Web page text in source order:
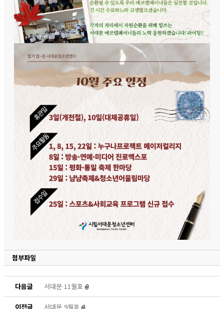
첨부파일
다음글 서대문 11월호
이전글 서대문 9월호